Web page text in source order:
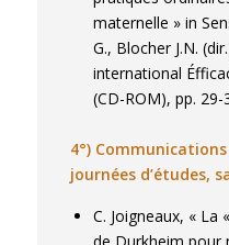
maternelle » in
G., Blocher J.N.
international
(CD-ROM), pp. 29-
4°)
journées d’études,
C. Joigneaux, « La